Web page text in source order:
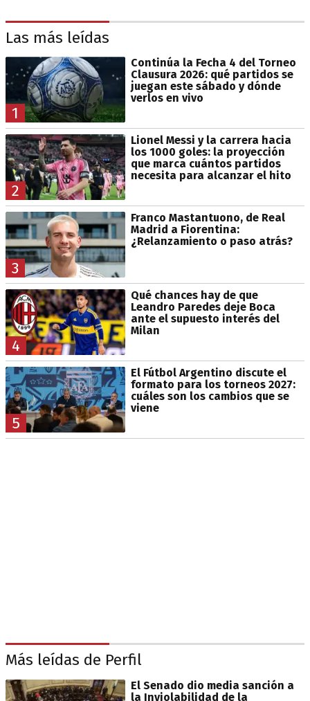
Las más leídas
1
Continúa la Fecha 4 del Torneo
Clausura 2026: qué partidos se
juegan este sábado y dónde
verlos en vivo
2
Lionel Messi y la carrera hacia
los 1000 goles: la proyección
que marca cuántos partidos
necesita para alcanzar el hito
3
Franco Mastantuono, de Real
Madrid a Fiorentina:
¿Relanzamiento o paso atrás?
4
Qué chances hay de que
Leandro Paredes deje Boca
ante el supuesto interés del
Milan
5
El Fútbol Argentino discute el
formato para los torneos 2027:
cuáles son los cambios que se
viene
Más leídas de Perfil
El Senado dio media sanción a
la Inviolabilidad de la